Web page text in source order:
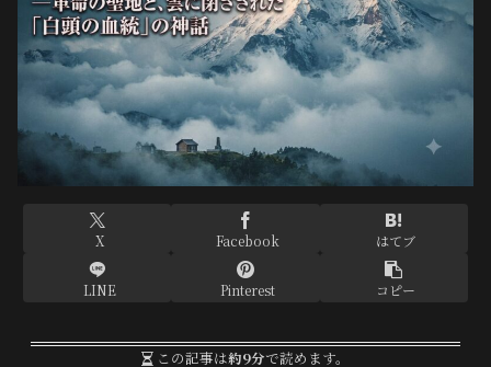
X Facebook はてブ
LINE Pinterest コピー
この記事は約9分で読めます。